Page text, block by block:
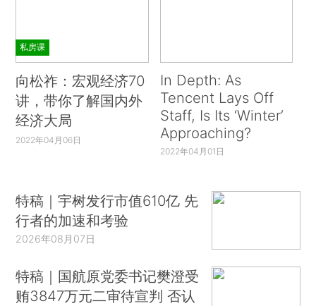
私房课
向松祚：宏观经济70
讲，带你了解国内外
经济大局
2022年04月06日
In Depth: As
Tencent Lays Off
Staff, Is Its ‘Winter’
Approaching?
2022年04月01日
特稿｜宇树发行市值610亿 先
行者的加速和考验
2026年08月07日
特稿｜国航原党委书记樊澄受
贿3847万元二审待宣判 否认